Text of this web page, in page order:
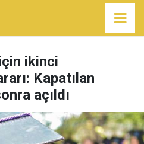
ikinci
Kapatılan
açıldı